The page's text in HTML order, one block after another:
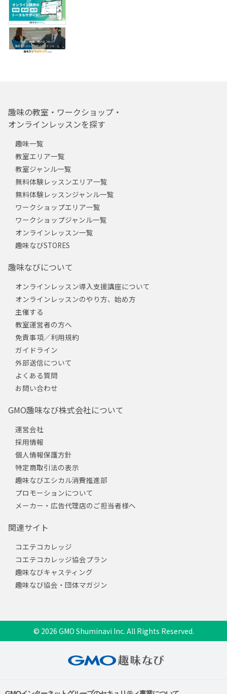
趣味の教室・ワークショップ・
オンラインレッスンを探す
趣味一覧
教室エリア一覧
教室ジャンル一覧
無料体験レッスンエリア一覧
無料体験レッスンジャンル一覧
ワークショップエリア一覧
ワークショップジャンル一覧
オンラインレッスン一覧
趣味なびSTORES
趣味なびについて
オンラインレッスン導入支援講座について
オンラインレッスンのやり方、始め方
主催する
教室運営者の方へ
免責事項／利用規約
ガイドライン
外部送信について
よくある質問
お問い合わせ
GMO趣味なび株式会社について
運営会社
採用情報
個人情報保護方針
特定商取引法の表示
趣味なびエシカル消費推進部
プロモーションについて
メーカー・広告代理店のご担当者様へ
関連サイト
コエテコカレッジ
コエテコカレッジ協会プラン
趣味なびキャスティング
趣味なび協会・団体マガジン
© 2026 GMO Shuminavi Inc. All Rights Reserved.